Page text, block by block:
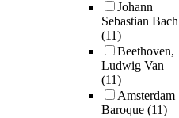
Johann
Sebastian Bach
(11)
Beethoven,
Ludwig Van
(11)
Amsterdam
Baroque (11)